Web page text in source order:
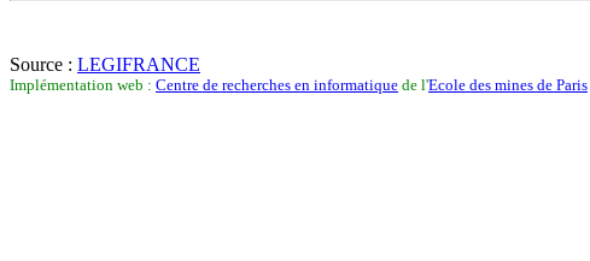
Source : LEGIFRANCE
Implémentation web : Centre de recherches en informatique de l'Ecole des mines de Paris